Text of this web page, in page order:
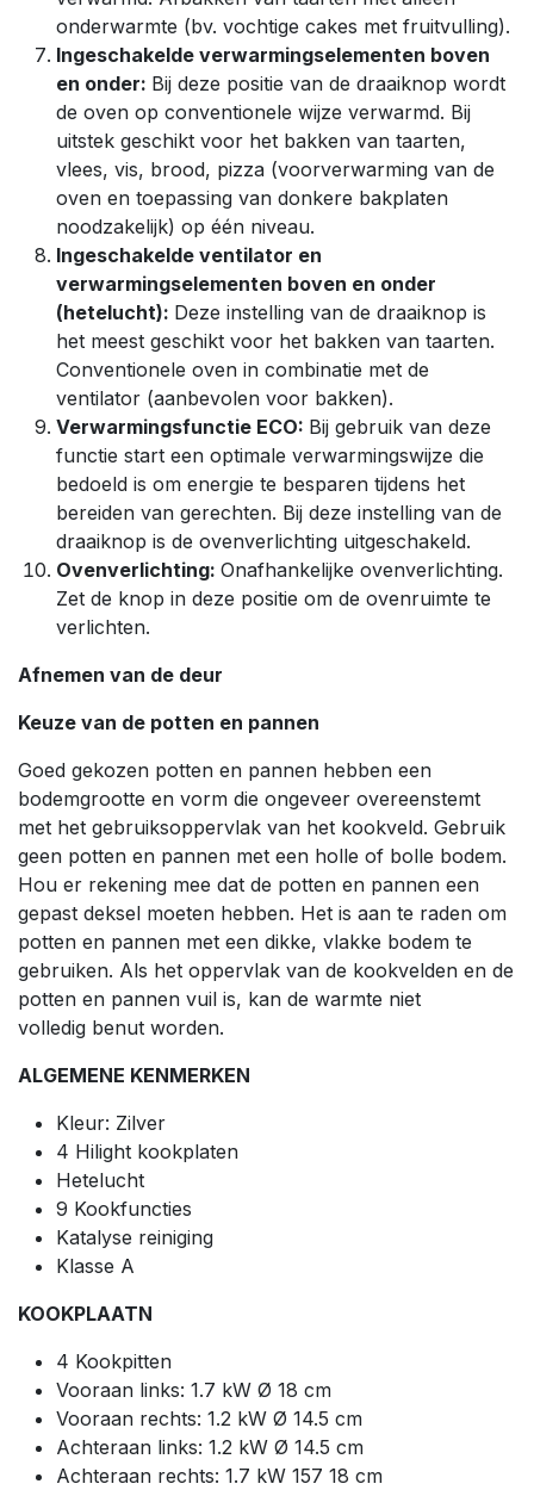
onderwarmte (bv. vochtige cakes met fruitvulling).
Ingeschakelde verwarmingselementen boven
en onder: Bij deze positie van de draaiknop wordt
de oven op conventionele wijze verwarmd. Bij
uitstek geschikt voor het bakken van taarten,
vlees, vis, brood, pizza (voorverwarming van de
oven en toepassing van donkere bakplaten
noodzakelijk) op één niveau.
Ingeschakelde ventilator en
verwarmingselementen boven en onder
(hetelucht): Deze instelling van de draaiknop is
het meest geschikt voor het bakken van taarten.
Conventionele oven in combinatie met de
ventilator (aanbevolen voor bakken).
Verwarmingsfunctie ECO: Bij gebruik van deze
functie start een optimale verwarmingswijze die
bedoeld is om energie te besparen tijdens het
bereiden van gerechten. Bij deze instelling van de
draaiknop is de ovenverlichting uitgeschakeld.
Ovenverlichting: Onafhankelijke ovenverlichting.
Zet de knop in deze positie om de ovenruimte te
verlichten.
Afnemen van de deur
Keuze van de potten en pannen
Goed gekozen potten en pannen hebben een
bodemgrootte en vorm die ongeveer overeenstemt
met het gebruiksoppervlak van het kookveld. Gebruik
geen potten en pannen met een holle of bolle bodem.
Hou er rekening mee dat de potten en pannen een
gepast deksel moeten hebben. Het is aan te raden om
potten en pannen met een dikke, vlakke bodem te
gebruiken. Als het oppervlak van de kookvelden en de
potten en pannen vuil is, kan de warmte niet
volledig benut worden.
ALGEMENE KENMERKEN
Kleur: Zilver
4 Hilight kookplaten
Hetelucht
9 Kookfuncties
Katalyse reiniging
Klasse A
KOOKPLAATN
4 Kookpitten
Vooraan links: 1.7 kW Ø 18 cm
Vooraan rechts: 1.2 kW Ø 14.5 cm
Achteraan links: 1.2 kW Ø 14.5 cm
Achteraan rechts: 1.7 kW 157 18 cm